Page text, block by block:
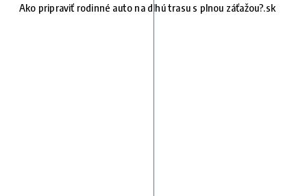
Ako pripraviť rodinné auto na dlhú trasu s plnou záťažou?.sk